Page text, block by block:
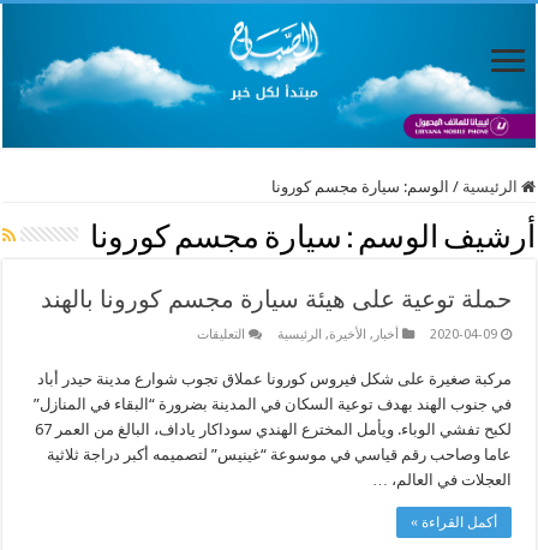
الرئيسية / الوسم: سيارة مجسم كورونا
أرشيف الوسم : سيارة مجسم كورونا
حملة توعية على هيئة سيارة مجسم كورونا بالهند
2020-04-09 أخبار , الأخيرة, الرئيسية التعليقات
على
سيارة
مجسم
بالهند
مركبة صغيرة على شكل فيروس كورونا عملاق تجوب شوارع مدينة حيدر أباد
في جنوب الهند بهدف توعية السكان في المدينة بضرورة “البقاء في المنازل”
لكبح تفشي الوباء. ويأمل المخترع الهندي سوداكار ياداف، البالغ من العمر 67
عاما وصاحب رقم قياسي في موسوعة “غينيس” لتصميمه أكبر دراجة ثلاثية
العجلات في العالم، …
أكمل القراءة »